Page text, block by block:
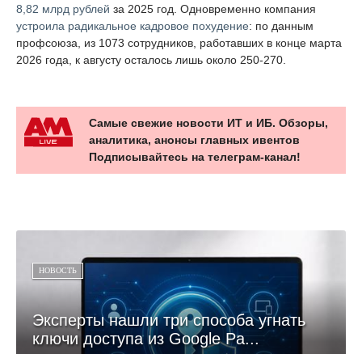
8,82 млрд рублей за 2025 год. Одновременно компания
устроила радикальное кадровое похудение: по данным
профсоюза, из 1073 сотрудников, работавших в конце марта
2026 года, к августу осталось лишь около 250-270.
Самые свежие новости ИТ и ИБ. Обзоры,
аналитика, анонсы главных ивентов
Подписывайтесь на телеграм-канал!
НОВОСТЬ
Эксперты нашли три способа угнать
ключи доступа из Google Pa...